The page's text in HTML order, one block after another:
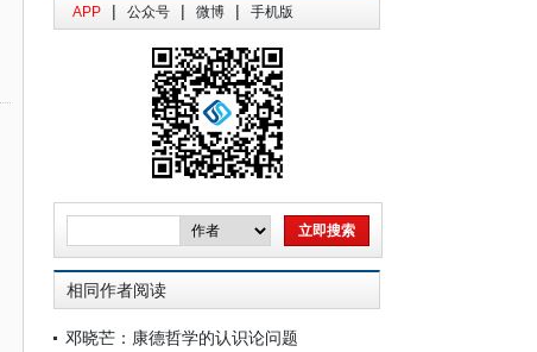
APP | 公众号 | 微博 | 手机版
相同作者阅读
邓晓芒：康德哲学的认识论问题